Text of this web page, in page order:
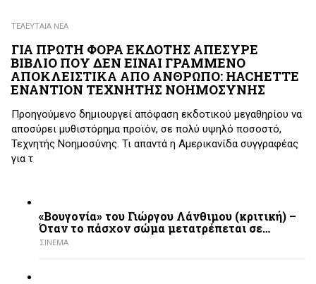
ΤΕΛΕΥΤΑΙΑ ΝΕΑ
ΓΙΑ ΠΡΩΤΗ ΦΟΡΑ ΕΚΔΟΤΗΣ ΑΠΕΣΥΡΕ
ΒΙΒΛΙΟ ΠΟΥ ΔΕΝ ΕΙΝΑΙ ΓΡΑΜΜΕΝΟ
ΑΠΟΚΛΕΙΣΤΙΚΑ ΑΠΟ ΑΝΘΡΩΠΟ: HACHETTE
ΕΝΑΝΤΙΟΝ ΤΕΧΝΗΤΗΣ ΝΟΗΜΟΣΥΝΗΣ
Προηγούμενο δημιουργεί απόφαση εκδοτικού μεγαθηρίου να
αποσύρει μυθιστόρημα προϊόν, σε πολύ υψηλό ποσοστό,
Τεχνητής Νοημοσύνης. Τι απαντά η Αμερικανίδα συγγραφέας
για τ
«Βουγονία» του Γιώργου Λάνθιμου (κριτική) –
Όταν το πάσχον σώμα μετατρέπεται σε…
ΣΙΝΕΜΑ